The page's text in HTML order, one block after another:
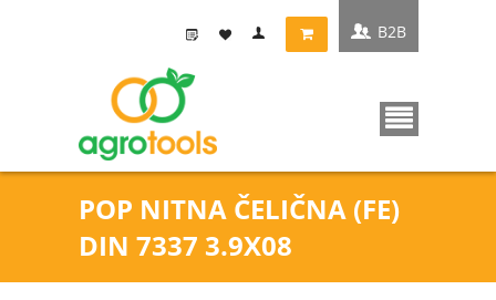
POP NITNA ČELIČNA (FE)
DIN 7337 3.9X08
B2B